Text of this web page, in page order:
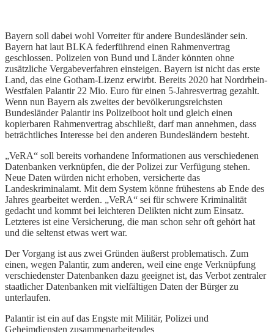
Bayern soll dabei wohl Vorreiter für andere Bundesländer sein.
Bayern hat laut BLKA federführend einen Rahmenvertrag
geschlossen. Polizeien von Bund und Länder könnten ohne
zusätzliche Vergabeverfahren einsteigen. Bayern ist nicht das erste
Land, das eine Gotham-Lizenz erwirbt. Bereits 2020 hat Nordrhein-
Westfalen Palantir 22 Mio. Euro für einen 5-Jahresvertrag gezahlt.
Wenn nun Bayern als zweites der bevölkerungsreichsten
Bundesländer Palantir ins Polizeiboot holt und gleich einen
kopierbaren Rahmenvertrag abschließt, darf man annehmen, dass
beträchtliches Interesse bei den anderen Bundesländern besteht.
„VeRA“ soll bereits vorhandene Informationen aus verschiedenen
Datenbanken verknüpfen, die der Polizei zur Verfügung stehen.
Neue Daten würden nicht erhoben, versicherte das
Landeskriminalamt. Mit dem System könne frühestens ab Ende des
Jahres gearbeitet werden. „VeRA“ sei für schwere Kriminalität
gedacht und kommt bei leichteren Delikten nicht zum Einsatz.
Letzteres ist eine Versicherung, die man schon sehr oft gehört hat
und die seltenst etwas wert war.
Der Vorgang ist aus zwei Gründen äußerst problematisch. Zum
einen, wegen Palantir, zum anderen, weil eine enge Verknüpfung
verschiedenster Datenbanken dazu geeignet ist, das Verbot zentraler
staatlicher Datenbanken mit vielfältigen Daten der Bürger zu
unterlaufen.
Palantir ist ein auf das Engste mit Militär, Polizei und
Geheimdiensten zusammenarbeitendes